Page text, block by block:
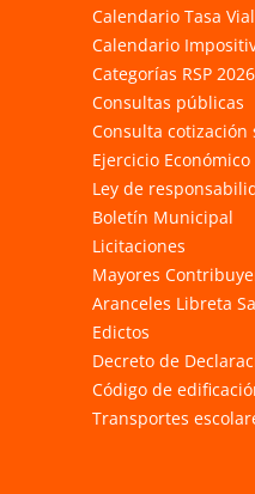
Calendario Tasa
Calendario
Categorías RSP 2026
Consultas públicas
Consulta cotización
Ejercicio
Ley de
Boletín Municipal
Licitaciones
Mayores
Aranceles Libreta
Edictos
Decreto de
Código de
Transportes